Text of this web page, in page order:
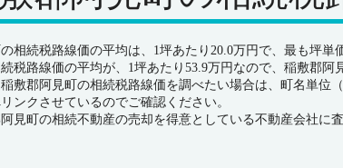
相続税路線価の平均は、1坪あたり20.0万円で、最も坪単
税路線価の平均が、1坪あたり53.9万円なので、稲敷郡
敷郡阿見町の相続税路線価を調べたい場合は、町名単
ンクさせているのでご確認ください。
見町の相続不動産の売却を得意としている不動産会社に